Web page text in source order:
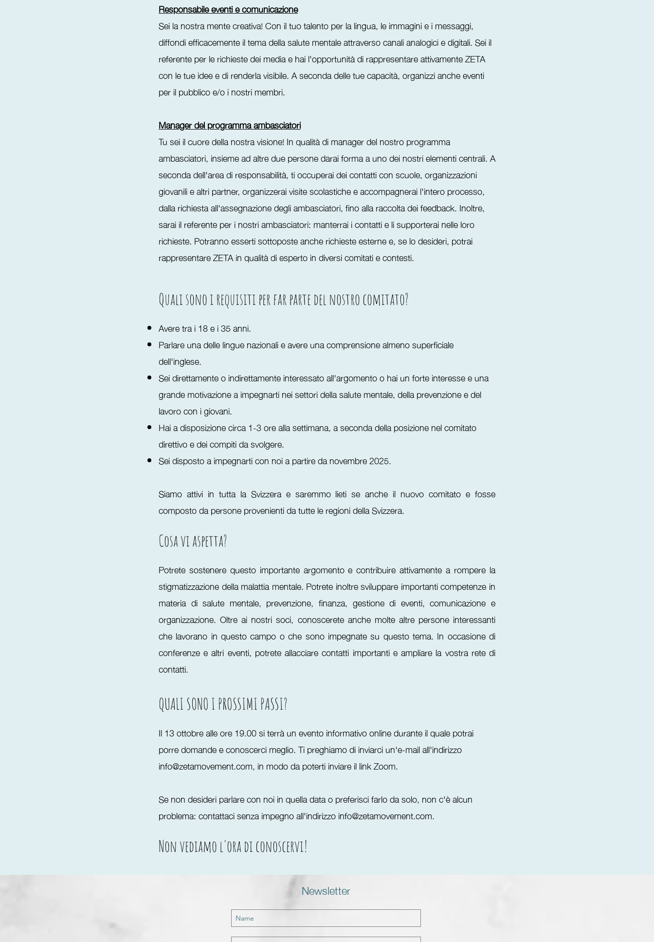
Responsabile eventi e comunicazione
Sei la nostra mente creativa! Con il tuo talento per la lingua, le immagini e i messaggi,
diffondi efficacemente il tema della salute mentale attraverso canali analogici e digitali. Sei il
referente per le richieste dei media e hai l'opportunità di rappresentare attivamente ZETA
con le tue idee e di renderla visibile. A seconda delle tue capacità, organizzi anche eventi
per il pubblico e/o i nostri membri.
Manager del programma ambasciatori
Tu sei il cuore della nostra visione! In qualità di manager del nostro programma
ambasciatori, insieme ad altre due persone darai forma a uno dei nostri elementi centrali. A
seconda dell'area di responsabilità, ti occuperai dei contatti con scuole, organizzazioni
giovanili e altri partner, organizzerai visite scolastiche e accompagnerai l'intero processo,
dalla richiesta all'assegnazione degli ambasciatori, fino alla raccolta dei feedback. Inoltre,
sarai il referente per i nostri ambasciatori: manterrai i contatti e li supporterai nelle loro
richieste. Potranno esserti sottoposte anche richieste esterne e, se lo desideri, potrai
rappresentare ZETA in qualità di esperto in diversi comitati e contesti.
Quali sono i requisiti per far parte del nostro comitato?
Avere tra i 18 e i 35 anni.
Parlare una delle lingue nazionali e avere una comprensione almeno superficiale
dell'inglese.
Sei direttamente o indirettamente interessato all'argomento o hai un forte interesse e una
grande motivazione a impegnarti nei settori della salute mentale, della prevenzione e del
lavoro con i giovani.
Hai a disposizione circa 1-3 ore alla settimana, a seconda della posizione nel comitato
direttivo e dei compiti da svolgere.
Sei disposto a impegnarti con noi a partire da novembre 2025.
Siamo attivi in tutta la Svizzera e saremmo lieti se anche il nuovo comitato e fosse
composto da persone provenienti da tutte le regioni della Svizzera.
Cosa vi aspetta?
Potrete sostenere questo importante argomento e contribuire attivamente a rompere la
stigmatizzazione della malattia mentale. Potrete inoltre sviluppare importanti competenze in
materia di salute mentale, prevenzione, finanza, gestione di eventi, comunicazione e
organizzazione. Oltre ai nostri soci, conoscerete anche molte altre persone interessanti
che lavorano in questo campo o che sono impegnate su questo tema. In occasione di
conferenze e altri eventi, potrete allacciare contatti importanti e ampliare la vostra rete di
contatti.
QUALI SONO I PROSSIMI PASSI?
Il 13 ottobre alle ore 19.00 si terrà un evento informativo online durante il quale potrai
porre domande e conoscerci meglio. Ti preghiamo di inviarci un'e-mail all'indirizzo
info@zetamovement.com, in modo da poterti inviare il link Zoom.
Se non desideri parlare con noi in quella data o preferisci farlo da solo, non c'è alcun
problema: contattaci senza impegno all'indirizzoinfo@zetamovement.com.
Non vediamo l'ora di conoscervi!
Newsletter